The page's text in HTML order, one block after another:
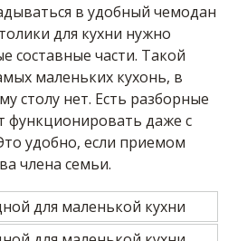
в удобный чемодан
для кухни нужно
составные части. Такой
маленьких кухонь, в
столу нет. Есть разборные
функционировать даже с
удобно, если приемом
члена семьи.